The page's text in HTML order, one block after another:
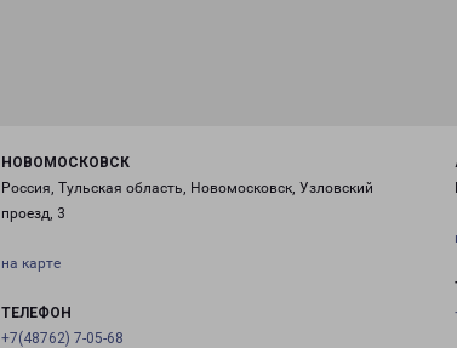
НОВОМОСКОВСК
Россия, Тульская область, Новомосковск, Узловский
проезд, 3
на карте
ТЕЛЕФОН
+7(48762) 7-05-68